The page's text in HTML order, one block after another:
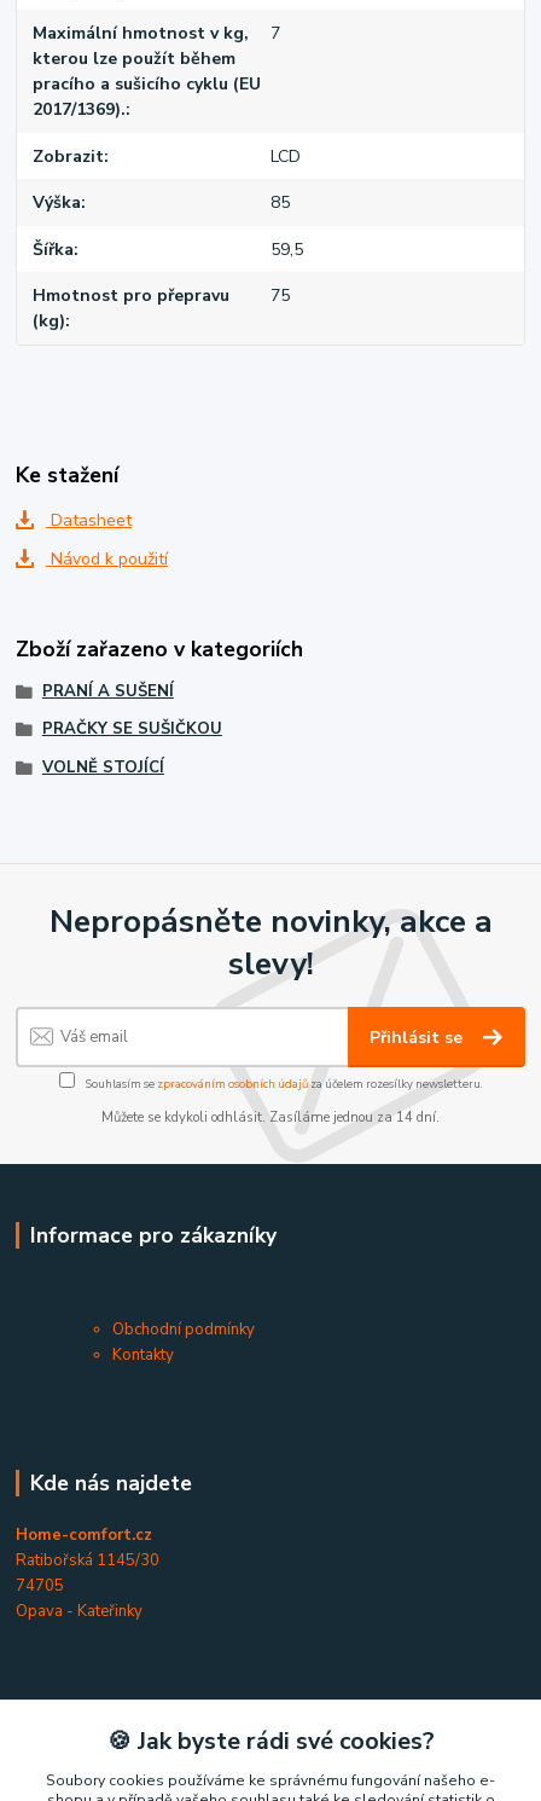
Maximální hmotnost v kg,
kterou lze použít během
pracího a sušicího cyklu (EU
2017/1369).
7
Zobrazit LCD
Výška 85
Šířka 59,5
Hmotnost pro přepravu
(kg)
75
Ke stažení
Datasheet
Návod k použití
Zboží zařazeno v kategoriích
PRANÍ A SUŠENÍ
PRAČKY SE SUŠIČKOU
VOLNĚ STOJÍCÍ
Nepropásněte novinky, akce a
slevy!
Přihlásit se
Souhlasím se zpracováním osobních údajůza účelem rozesílky newsletteru.
Můžete se kdykoli odhlásit. Zasíláme jednou za 14 dní.
Informace pro zákazníky
Obchodní podmínky
Kontakty
Kde nás najdete
Home-comfort.cz
Ratibořská 1145/30
74705
Opava - Kateřinky
Kontakty
Home-comfort.cz
🍪 Jak byste rádi své cookies?
Soubory cookies používáme ke správnému fungování našeho e-